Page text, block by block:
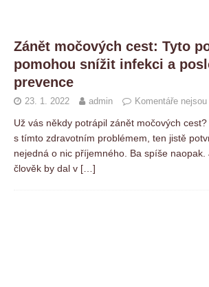
Zánět močových cest: Tyto
pomohou snížit infekci a
prevence
23. 1. 2022 admin Komentáře
Už vás někdy potrápil zánět močových
s tímto zdravotním problémem, ten jistě
nejedná o nic příjemného. Ba spíše naopak.
člověk by dal v […]